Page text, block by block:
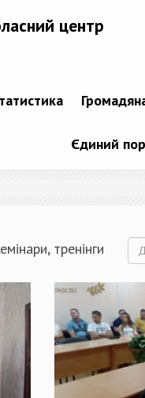
центр
Єдиний
тренінги